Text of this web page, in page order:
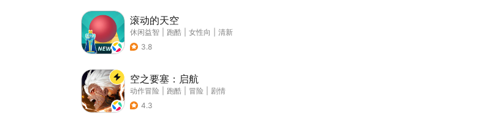
滚动的天空
休闲益智 跑酷 女性向
清新
3.8
空之要塞：启航
动作冒险 跑酷 冒险
剧情
4.3